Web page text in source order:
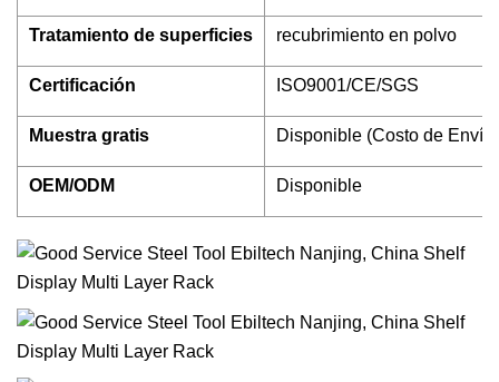
Tratamiento de superficies recubrimiento en polvo
Certificación ISO9001/CE/SGS
Muestra gratis Disponible (Costo de
OEM/ODM Disponible